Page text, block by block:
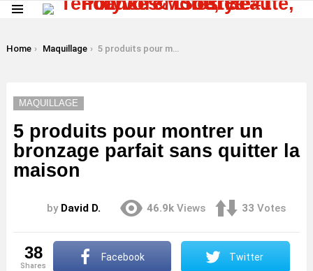
You are here:
Home Maquillage 5 produits pour montrer un bronzage parfait sans quitter la maison
MAQUILLAGE
5 produits pour montrer un
bronzage parfait sans quitter la
maison
by David D. 46.9k Views 33 Votes
38
shares
Facebook Twitter